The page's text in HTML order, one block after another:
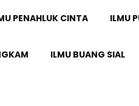
PENAHLUK CINTA ILMU
ILMU BUANG SIAL